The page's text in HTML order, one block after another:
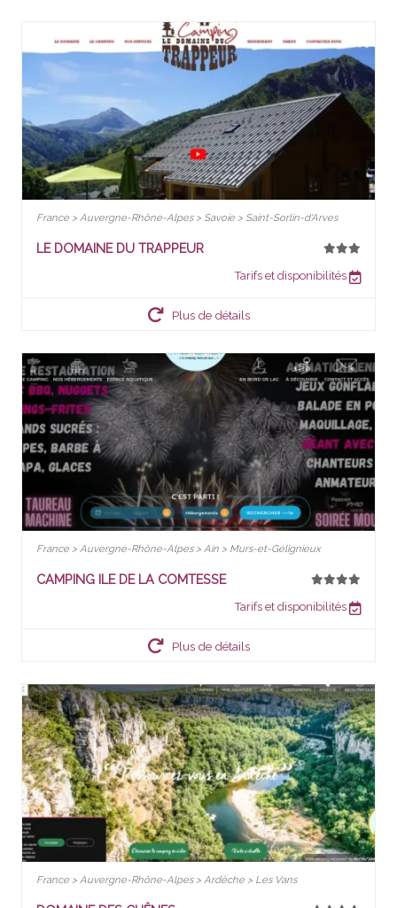
France > Auvergne-Rhône-Alpes > Savoie > Saint-Sorlin-d'Arves
LE DOMAINE DU TRAPPEUR
Tarifs et disponibilités
Plus de détails
France > Auvergne-Rhône-Alpes > Ain > Murs-et-Gélignieux
CAMPING ILE DE LA COMTESSE
Tarifs et disponibilités
Plus de détails
France > Auvergne-Rhône-Alpes > Ardèche > Les Vans